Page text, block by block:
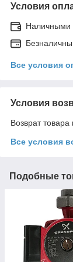
Условия
Наличными
Все условия
Условия
Возврат
Все условия
Подобные